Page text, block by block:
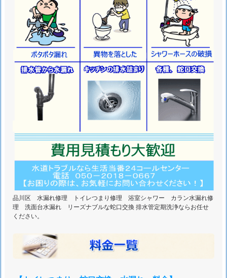
エ
リ
ア
品川区 水漏れ修理 トイレつまり修理 浴室シャワー カラン水漏れ修
理 洗面台水漏れ リーズナブルな蛇口交換 排水管定期洗浄ならお任せ
ください。